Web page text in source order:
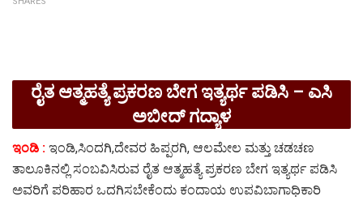
ರೈತ ಆತ್ಮಹತ್ಯೆ ಪ್ರಕರಣ ಬೇಗ ಇತ್ಯರ್ಥ ಪಡಿಸಿ – ಎಸಿ
ಅಬೀದ್ ಗದ್ಯಾಳ
ಇಂಡಿ : ಇಂಡಿ,ಸಿಂದಗಿ,ದೇವರ ಹಿಪ್ಪರಗಿ, ಆಲಮೇಲ ಮತ್ತು ಚಡಚಣ
ತಾಲೂಕಿನಲ್ಲಿ ಸಂಬವಿಸಿರುವ ರೈತ ಆತ್ಮಹತ್ಯೆ ಪ್ರಕರಣ ಬೇಗ ಇತ್ಯರ್ಥ ಪಡಿಸಿ
ಅವರಿಗೆ ಪರಿಹಾರ ಒದಗಿಸಬೇಕೆಂದು ಕಂದಾಯ ಉಪವಿಬಾಗಾಧಿಕಾರಿ